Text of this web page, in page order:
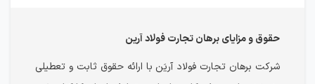
حقوق و مزایای برهان تجارت فولاد آرین
شرکت برهان تجارت فولاد آریَن با ارائه حقوق ثابت و تعطیلی